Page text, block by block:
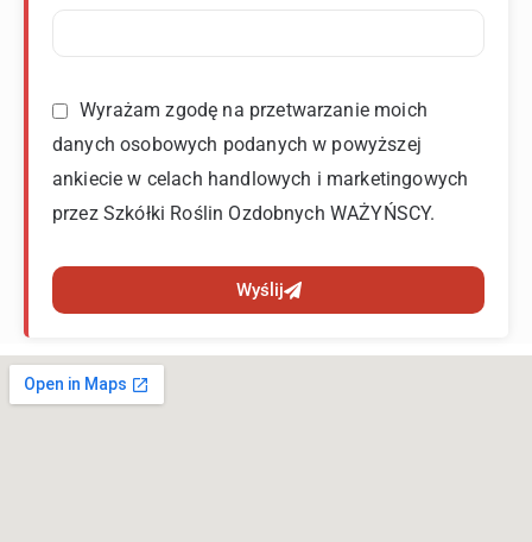
Wyrażam zgodę na przetwarzanie moich
danych osobowych podanych w powyższej
ankiecie w celach handlowych i marketingowych
przez Szkółki Roślin Ozdobnych WAŻYŃSCY.
Wyślij